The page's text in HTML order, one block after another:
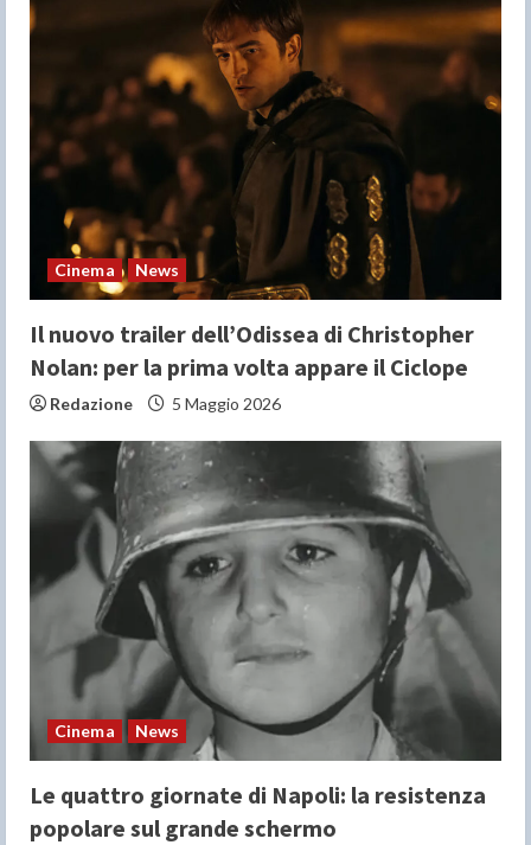
a
d
n
g
Cinema News
Il nuovo trailer dell’Odissea di Christopher
Nolan: per la prima volta appare il Ciclope
Redazione 5 Maggio 2026
Cinema News
Le quattro giornate di Napoli: la resistenza
popolare sul grande schermo